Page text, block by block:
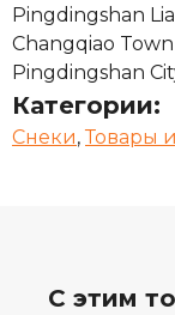
Pingdingshan
Changqiao
Pingdingshan
Категории:
Снеки,Товары
С этим